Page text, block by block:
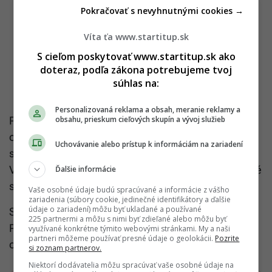
Paradoxom je, že namiesto toho ocenili úsilie mesta
o zachovanie svojej hodnoty. Najmä pilotný projekt
schválený na poslednú chvíľu (pred dvoma dňami).
Vďaka nemu sa Benátky stanú prvým mestom, ktoré
spoplatní vstup na svoje územie.
Starosta Luigi Brugnaro dané rozhodnutie privítal.
Podľa jeho slov sú Benátky mimo ohrozenia a
odporúčania odborníkov označil za „zavádzajúce“.
Víta ťa www.startitup.sk
S cieľom poskytovať www.startitup.sk ako
doteraz, podľa zákona potrebujeme tvoj
súhlas na:
Personalizovaná reklama a obsah, meranie reklamy a
obsahu, prieskum cieľových skupín a vývoj služieb
Uchovávanie alebo prístup k informáciám na zariadení
Ďalšie informácie
Vaše osobné údaje budú spracúvané a informácie z vášho
zariadenia (súbory cookie, jedinečné identifikátory a ďalšie
údaje o zariadení) môžu byť ukladané a používané
225 partnermi a môžu s nimi byť zdieľané alebo môžu byť
využívané konkrétne týmito webovými stránkami. My a naši
partneri môžeme používať presné údaje o geolokácii. Pozrite
si zoznam partnerov.
Niektorí dodávatelia môžu spracúvať vaše osobné údaje na
Pokračovať s nevyhnutnými cookies →